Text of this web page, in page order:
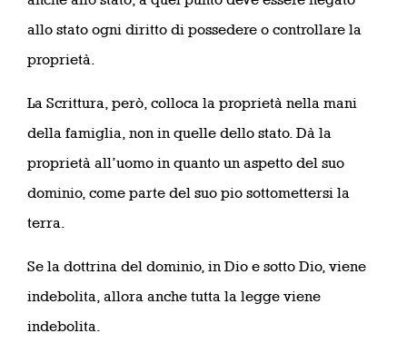
allo stato ogni diritto di possedere o controllare la
proprietà.
La Scrittura, però, colloca la proprietà nella mani
della famiglia, non in quelle dello stato. Dà la
proprietà all’uomo in quanto un aspetto del suo
dominio, come parte del suo pio sottomettersi la
terra.
Se la dottrina del dominio, in Dio e sotto Dio, viene
indebolita, allora anche tutta la legge viene
indebolita.